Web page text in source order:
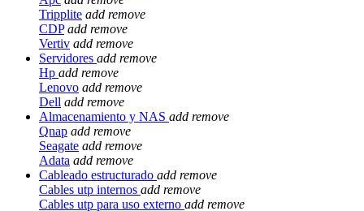
Tripplite add remove
CDP add remove
Vertiv add remove
Servidores add remove
Hp add remove
Lenovo add remove
Dell add remove
Almacenamiento y NAS add remove
Qnap add remove
Seagate add remove
Adata add remove
Cableado estructurado add remove
Cables utp internos add remove
Cables utp para uso externo add remove